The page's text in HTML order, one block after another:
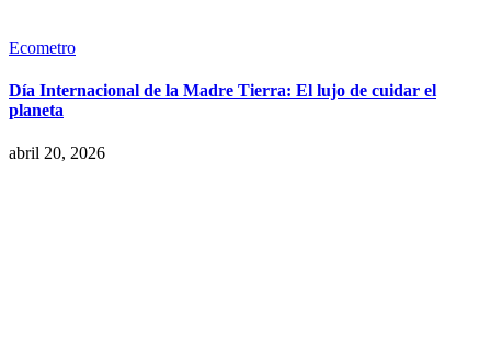
Ecometro
Día Internacional de la Madre Tierra: El lujo de cuidar el
planeta
abril 20, 2026